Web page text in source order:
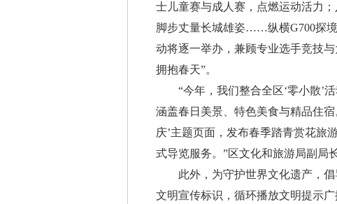
士儿童赛与成人赛，点燃运动活力
脚步丈量长城雄姿……纵横G700探
动将逐一举办，兼顾专业选手竞技
拥抱春天”。
“今年，我们整合全区‘零小散’活
涵盖春日美景、特色美食与精品住
庆’主题页面，发布春季踏青赏花旅
式导览服务。”区文化和旅游局副局
此外，为守护世界文化遗产，倡
文明宣传标识，循环播放文明提示